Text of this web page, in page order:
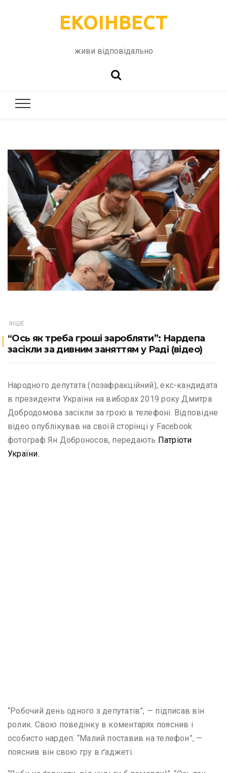
ЕКОІНВЕСТ
живи відповідально
ІНШЕ
“Ось як треба гроші заробляти”: Нардепа
засікли за дивним заняттям у Раді (відео)
Народного депутата (позафракційний), екс-кандидата
в президенти України на виборах 2019 року Дмитра
Добродомова засікли за грою в телефоні. Відповідне
відео опублікував на своїй сторінці у Facebook
фотограф Ян Доброносов, передають Патріоти
України.
“Робочий день одного з депутатів”, — підписав він
ролик. Свою поведінку в коментарях пояснив і
особисто нардеп. “Малий поставив на телефон”, —
пояснив він свою гру в ґаджеті.